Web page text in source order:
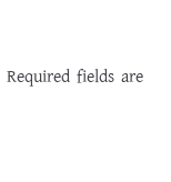
Required fields are